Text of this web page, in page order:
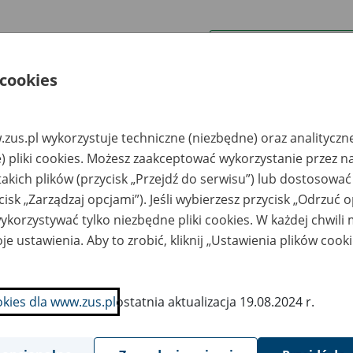
uwagi można przesyłać poprzez
Ukryj wszystkie pozycje bazy
pracy
Miejsce
przechowywania
dokumentów
Nr zespołu akt w
archiwum
państwowym
Daty
Spółka z
Żory, ul.
Gabriel Juszczyk,
Halina Juszczyk
Spółka Jawa; 44-200
wykorzystuje techniczne (niezbędne) oraz
pliki cookies. Możesz zaakceptować wykorzystanie przez
plików (przycisk „Przejdź do serwisu”) lub
„Zarządzaj opcjami”). Jeśli wybierzesz przycisk „Odrzuć
tylko niezbędne pliki cookies. W każdej chwili
ustawienia. Aby to zrobić, kliknij „Ustawienia plików
dla www.zus.plostatnia aktualizacja 19.08.2024 r.